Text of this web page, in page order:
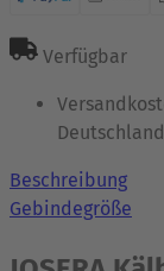
Verfügbar
Beschreibung
Gebindegröße